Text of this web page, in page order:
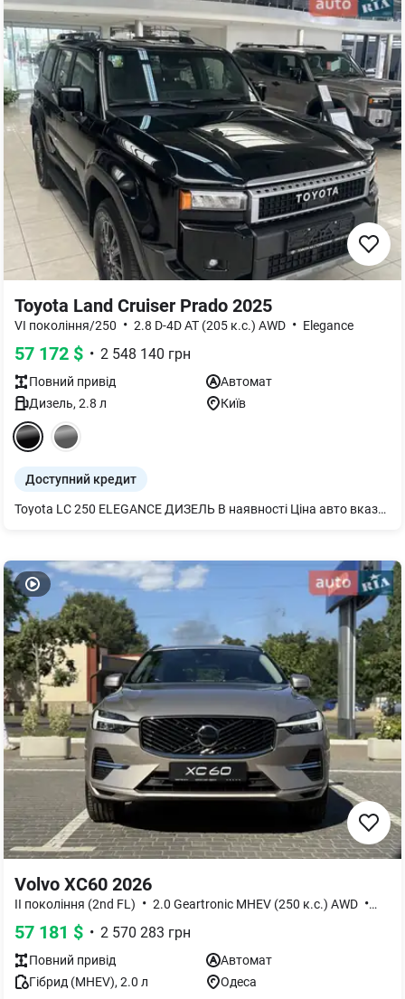
Toyota Land Cruiser Prado 2025
VI покоління/250 • 2.8 D-4D AT (205 к.с.) AWD • Elegance
57 172 $ • 2 548 140 грн
Повний привід
Автомат
Дизель, 2.8 л Київ
Доступний кредит
Toyota LC 250 ELEGANCE ДИЗЕЛЬ В наявності Ціна авто вказана без урахування вартості додаткового обладнання 2025 року Є можливість фінансування через банк Є Trade IN Телефонуйте, відповімо на всі питання.
Volvo XC60 2026
II покоління (2nd FL) • 2.0 Geartronic MHEV (250 к.с.) AWD • Core
57 181 $ • 2 570 283 грн
Повний привід
Автомат
Гібрид (MHEV), 2.0 л Одеса